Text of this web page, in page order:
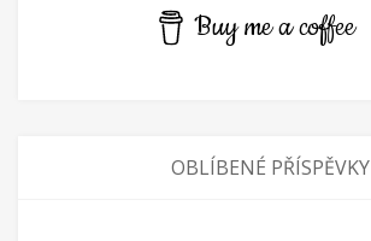
Buy me a coffee
OBLÍBENÉ PŘÍSPĚVKY